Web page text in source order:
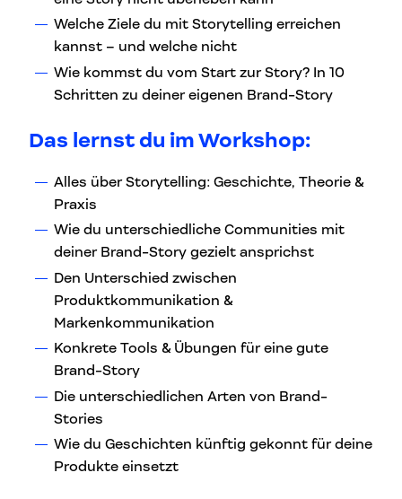
Welche Ziele du mit Storytelling erreichen
kannst – und welche nicht
Wie kommst du vom Start zur Story? In 10
Schritten zu deiner eigenen Brand-Story
Das lernst du im Workshop:
Alles über Storytelling: Geschichte, Theorie &
Praxis
Wie du unterschiedliche Communities mit
deiner Brand-Story gezielt ansprichst
Den Unterschied zwischen
Produktkommunikation &
Markenkommunikation
Konkrete Tools & Übungen für eine gute
Brand-Story
Die unterschiedlichen Arten von Brand-
Stories
Wie du Geschichten künftig gekonnt für deine
Produkte einsetzt